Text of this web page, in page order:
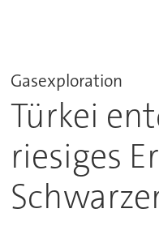
Gasexploration
Türkei
riesiges